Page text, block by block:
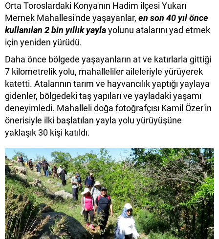
Orta Toroslardaki Konya'nın Hadim ilçesi Yukarı
Mernek Mahallesi'nde yaşayanlar, en son 40 yıl önce
kullanılan 2 bin yıllık yaylayolunu atalarını yad etmek
için yeniden yürüdü.
Daha önce bölgede yaşayanların at ve katırlarla gittiği
7 kilometrelik yolu, mahalleliler aileleriyle yürüyerek
katetti. Atalarının tarım ve hayvancılık yaptığı yaylaya
gidenler, bölgedeki taş yapıları ve yayladaki yaşamı
deneyimledi. Mahalleli doğa fotoğrafçısı Kamil Özer'in
önerisiyle ilki başlatılan yayla yolu yürüyüşüne
yaklaşık 30 kişi katıldı.